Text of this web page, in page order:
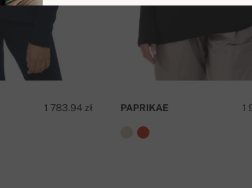
1 783.94 zł 1
PAPRIKAE